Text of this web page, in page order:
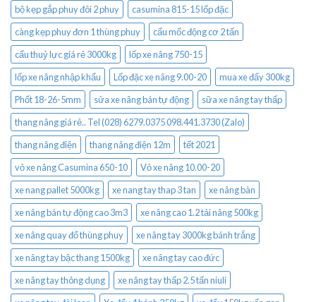
bộ kẹp gắp phuy đôi 2 phuy
casumina 815-15 lốp đặc
càng kẹp phuy đơn 1 thùng phuy
cẩu mốc động cơ 2 tấn
cẩu thuỷ lực giá rẻ 3000kg
lốp xe nâng 750-15
lốp xe nâng nhập khẩu
Lốp đặc xe nâng 9.00-20
mua xe đẩy 300kg
Phốt 18-26-5mm
sửa xe nâng bán tự động
sữa xe nâng tay thấp
thang nâng giá rẻ.. Tel (028) 6279.0375 098.441.3730 (Zalo)
thang nâng điện
thang nâng điện 12m
tết 2021
vỏ xe nâng Casumina 650-10
Vỏ xe nâng 10.00-20
xe nang pallet 5000kg
xe nang tay thap 3 tan
xe nâng bàn
xe nâng bán tự động cao 3m3
xe nâng cao 1.2 tải nâng 500kg
xe nâng quay đổ thùng phuy
xe nâng tay 3000kg bánh trắng
xe nâng tay bậc thang 1500kg
xe nâng tay cao đức
xe nâng tay thông dụng
xe nâng tay thấp 2.5 tấn niuli